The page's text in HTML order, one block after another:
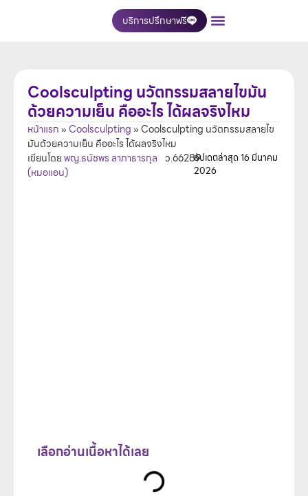
บริการปรึกษาฟรี
Coolsculpting นวัตกรรมสลายไขมัน
ด้วยความเย็น คืออะไร ได้ผลจริงไหม
หน้าแรก»Coolsculpting»Coolsculpting นวัตกรรมสลายไข
มันด้วยความเย็น คืออะไร ได้ผลจริงไหม
เขียนโดยพญ.ธนัชพร ลาภาธารกุล
(หมอแอน)
ว.66289อัปเดตล่าสุด16 มีนาคม
2026
เลือกอ่านเนื้อหาได้เลย